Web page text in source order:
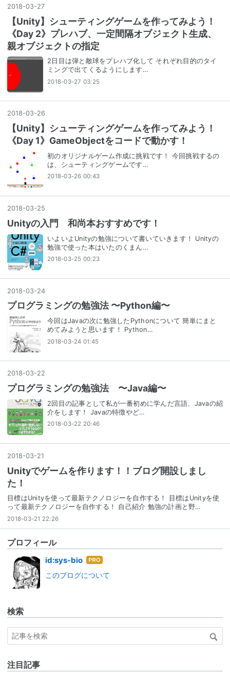
2018-03-27
【Unity】シューティングゲームを作ってみよう！
《Day 2》プレハブ、一定間隔オブジェクト生成、
親オブジェクトの指定
2日目は弾と敵球をプレハブ化して それぞれ目的のタイ
ミングで出てくるようにします…
2018-03-27 03:25
2018-03-26
【Unity】シューティングゲームを作ってみよう！
《Day 1》GameObjectをコードで動かす！
初のオリジナルゲーム作成に挑戦です！ 今回挑戦するの
は、シューティングゲームです…
2018-03-26 00:43
2018-03-25
Unityの入門 和尚本おすすめです！
いよいよUnityの勉強について書いていきます！ Unityの
勉強で使った本はいたのくまん…
2018-03-25 00:23
2018-03-24
プログラミングの勉強法 〜Python編〜
今回はJavaの次に勉強したPythonについて 簡単にまと
めてみようと思います！ Python…
2018-03-24 01:45
2018-03-22
プログラミングの勉強法 〜Java編〜
2回目の記事として私が一番初めに学んだ言語、Javaの紹
介をします！ Javaの特徴やど…
2018-03-22 20:46
2018-03-21
Unityでゲームを作ります！！ブログ開設しまし
た！
目標はUnityを使って最新テクノロジーを自作する！ 目標はUnityを使
って最新テクノロジーを自作する！ 自己紹介 勉強の計画と野…
2018-03-21 22:26
プロフィール
id:sys-bio はて
ログ
このブログについて
検索
注目記事